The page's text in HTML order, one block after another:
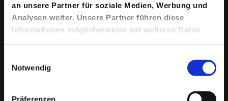
an unsere Partner für soziale Medien, Werbung und
Analysen weiter. Unsere Partner führen diese
Informationen möglicherweise mit weiteren Daten
gesammelt haben.
Notwendig
Präferenzen
Hügel am Rande der Veddel wurde einst als »Monte
Mortale«, als „gefährlichster Berg der Welt“ bezeichnet.
Er ist kein Berg im natürlichen Sinne. Unter seiner
Nachkriegsjahre, ehe zehntausende Tonnen Industrie-
eingelagert wurden. 1983 folgte der Schock: Unter den
Stoffen befand sich hochgiftiges Dioxin und sickerte ins
insbesondere die Veddel waren und sind bis heute